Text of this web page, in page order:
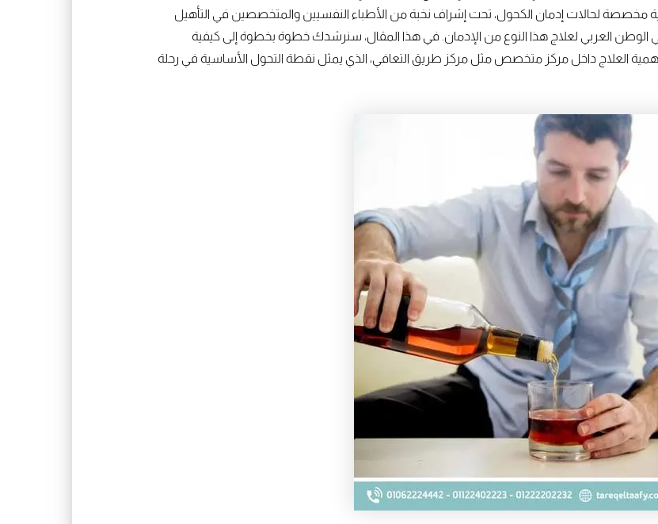
مخصصة لحالات إدمان الكحول، تحت إشراف نخبة من الأطباء النفسيين والمتخصصين في التأهيل
في الوطن العربي لعلاج هذا النوع من الإدمان. في هذا المقال، سنرشدك خطوة بخطوة إلى كيفية
العلاج داخل مركز متخصص مثل مركز طريق التعافي، الذي يمثل نقطة التحول الأساسية في رحلة